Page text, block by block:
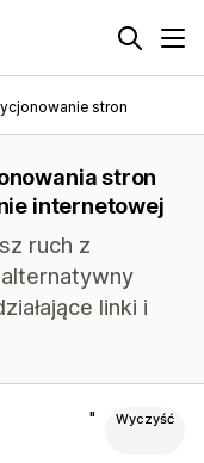
stron
stron
internetowej
ruch z
linki i
Wyczyść